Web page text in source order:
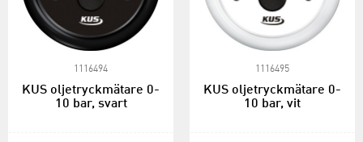
1116494
KUS oljetryckmätare 0-
10 bar, svart
1116495
KUS oljetryckmätare 0-
10 bar, vit